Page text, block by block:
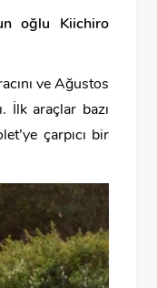
oğlu Kiichiro
ve Ağustos
İlk araçlar bazı
çarpıcı bir